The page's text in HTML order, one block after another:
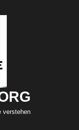
verstehen